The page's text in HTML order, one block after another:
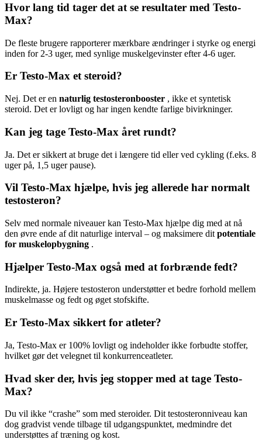
Hvor lang tid tager det at se resultater med Testo-
Max?
De fleste brugere rapporterer mærkbare ændringer i styrke og energi
inden for 2-3 uger, med synlige muskelgevinster efter 4-6 uger.
Er Testo-Max et steroid?
Nej. Det er en naturlig testosteronbooster , ikke et syntetisk
steroid. Det er lovligt og har ingen kendte farlige bivirkninger.
Kan jeg tage Testo-Max året rundt?
Ja. Det er sikkert at bruge det i længere tid eller ved cykling (f.eks. 8
uger på, 1,5 uger pause).
Vil Testo-Max hjælpe, hvis jeg allerede har normalt
testosteron?
Selv med normale niveauer kan Testo-Max hjælpe dig med at nå
den øvre ende af dit naturlige interval – og maksimere dit potentiale
for muskelopbygning .
Hjælper Testo-Max også med at forbrænde fedt?
Indirekte, ja. Højere testosteron understøtter et bedre forhold mellem
muskelmasse og fedt og øget stofskifte.
Er Testo-Max sikkert for atleter?
Ja, Testo-Max er 100% lovligt og indeholder ikke forbudte stoffer,
hvilket gør det velegnet til konkurrenceatleter.
Hvad sker der, hvis jeg stopper med at tage Testo-
Max?
Du vil ikke “crashe” som med steroider. Dit testosteronniveau kan
dog gradvist vende tilbage til udgangspunktet, medmindre det
understøttes af træning og kost.